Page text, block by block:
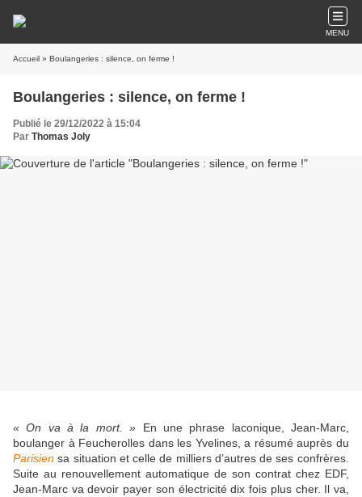
MENU
Accueil » Boulangeries : silence, on ferme !
Boulangeries : silence, on ferme !
Publié le 29/12/2022 à 15:04
Par Thomas Joly
« On va à la mort. » En une phrase laconique, Jean-Marc,
boulanger à Feucherolles dans les Yvelines, a résumé auprès du
Parisien sa situation et celle de milliers d’autres de ses confrères.
Suite au renouvellement automatique de son contrat chez EDF,
Jean-Marc va devoir payer son électricité dix fois plus cher. Il va,